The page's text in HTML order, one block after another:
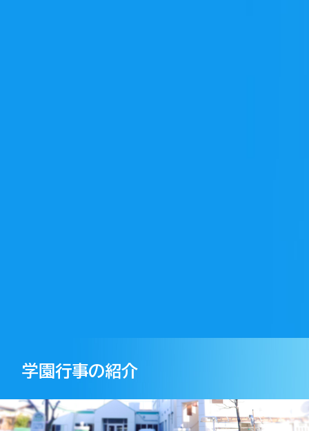
学園行事の紹介